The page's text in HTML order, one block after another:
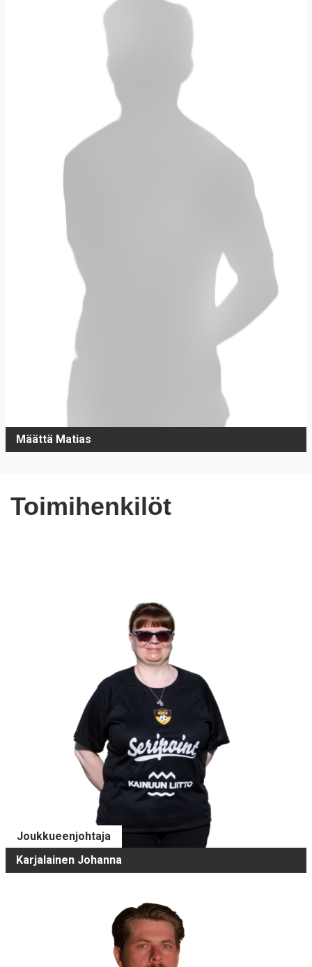
Määttä Matias
Toimihenkilöt
Joukkueenjohtaja
Karjalainen Johanna